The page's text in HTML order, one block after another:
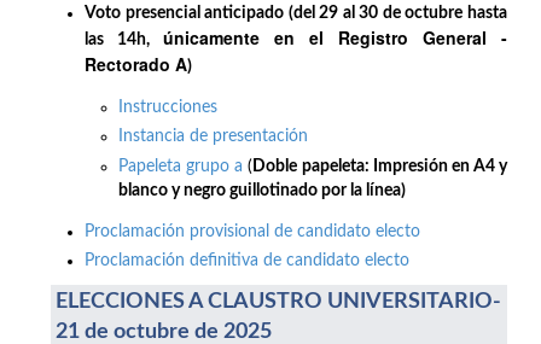
Voto presencial anticipado (del 29 al 30 de octubre hasta
las 14h, únicamente en el Registro General -
Rectorado A)
Instrucciones
Instancia de presentación
Papeleta grupo a( Doble papeleta: Impresión en A4 y
blanco y negro guillotinado por la línea)
Proclamación provisional de candidato electo
Proclamación definitiva de candidato electo
ELECCIONES A CLAUSTRO UNIVERSITARIO-
21 de octubre de 2025